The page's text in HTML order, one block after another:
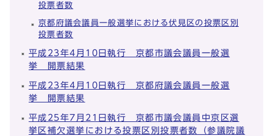
投票者数
京都府議会議員一般選挙における伏見区の投票区別
投票者数
平成23年4月10日執行 京都市議会議員一般選
挙 開票結果
平成23年4月10日執行 京都府議会議員一般選
挙 開票結果
平成25年7月21日執行 京都市議会議員中京区選
挙区補欠選挙における投票区別投票者数（参議院議